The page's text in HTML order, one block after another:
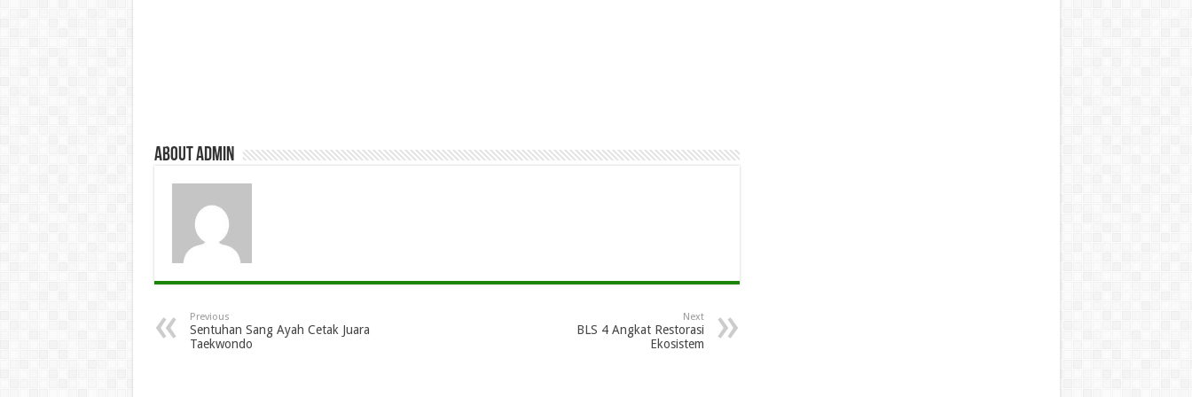
About admin
Previous
Sentuhan Sang Ayah Cetak Juara
Taekwondo
Next
BLS 4 Angkat Restorasi
Ekosistem